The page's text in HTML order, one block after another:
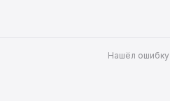
Нашёл ошибку